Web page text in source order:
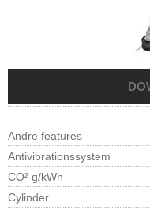
Andre features
Antivibrationssystem
CO² g/kWh
Cylinder